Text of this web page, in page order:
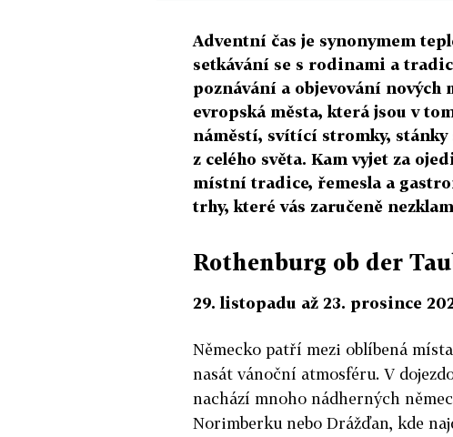
Adventní čas je synonymem
setkávání se s rodinami a
poznávání a objevování nových
evropská města, která jsou v
náměstí, svítící stromky,
z celého světa. Kam vyjet za
místní tradice, řemesla a
trhy, které vás zaručeně
Rothenburg ob der
29. listopadu až 23. prosince
Německo patří mezi oblíbená
nasát vánoční atmosféru. V
nachází mnoho nádherných
Norimberku nebo Drážďan, kde